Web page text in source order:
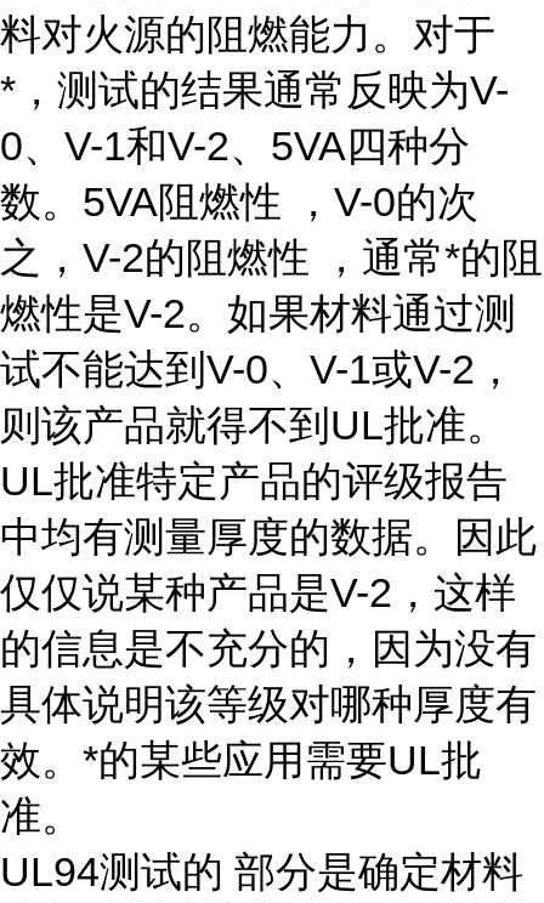
料对火源的阻燃能力。对于
*，测试的结果通常反映为V-
0、V-1和V-2、5VA四种分
数。5VA阻燃性 ，V-0的次
之，V-2的阻燃性 ，通常*的阻
燃性是V-2。如果材料通过测
试不能达到V-0、V-1或V-2，
则该产品就得不到UL批准。
UL批准特定产品的评级报告
中均有测量厚度的数据。因此
仅仅说某种产品是V-2，这样
的信息是不充分的，因为没有
具体说明该等级对哪种厚度有
效。*的某些应用需要UL批
准。
UL94测试的 部分是确定材料